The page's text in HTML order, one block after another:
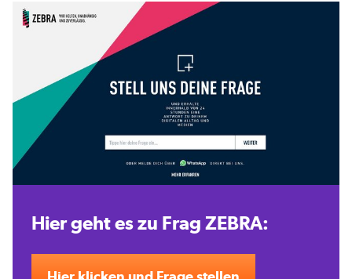
Hier geht es zu Frag ZEBRA: